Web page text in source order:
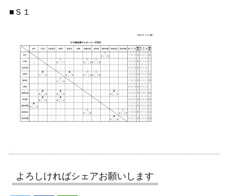
■Ｓ１
よろしければシェアお願いします